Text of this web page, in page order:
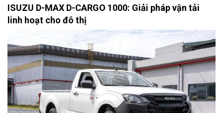
ISUZU D-MAX D-CARGO 1000: Giải pháp vận tải
linh hoạt cho đô thị